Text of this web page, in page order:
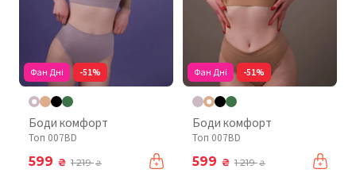
Фан Дні -51%
Боди комфорт
Топ 007BD
599 ₴ 1 219₴
Фан Дні -51%
Боди комфорт
Топ 007BD
599 ₴ 1 219₴